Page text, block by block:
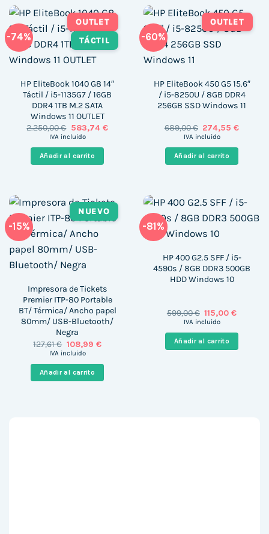
-74%
OUTLET
TÁCTIL
HP EliteBook 1040 G8 14″
Táctil / i5-1135G7 / 16GB
DDR4 1TB M.2 SATA
Windows 11 OUTLET
2.250,00€ El
precio
era:
2.250,00 €.
583,74 €El
IVA incluido
Añadir al carrito
-60%
OUTLET
HP EliteBook 450 G5 15.6″
/ i5-8250U / 8GB DDR4
256GB SSD Windows 11
689,00€ El
precio
era:
689,00 €.
274,55€El
IVA incluido
Añadir al carrito
-15%
NUEVO
Impresora de Tickets
Premier ITP-80 Portable
BT/ Térmica/ Ancho papel
80mm/ USB-Bluetooth/
Negra
127,61€ El
precio
era:
127,61 €.
108,99 €El
es:
108,99 €.
IVA incluido
Añadir al carrito
-81%
HP 400 G2.5 SFF / i5-
4590s / 8GB DDR3 500GB
HDD Windows 10
599,00€ El
precio
era:
599,00 €.
115,00€El
es:
115,00 €.
IVA incluido
Añadir al carrito